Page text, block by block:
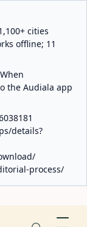
cities
offline; 11
the Audiala app
details?
process/